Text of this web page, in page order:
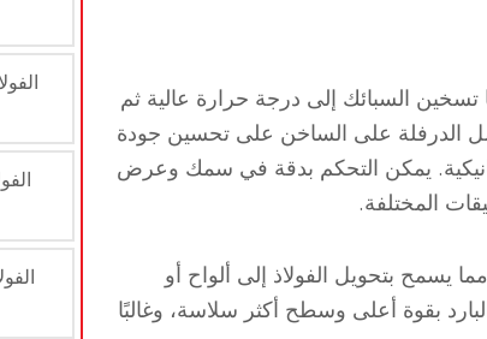
السبائك إلى درجة حرارة عالية ثم
الدرفلة على الساخن على تحسين جودة
يمكن التحكم بدقة في سمك وعرض
المختلفة.
يسمح بتحويل الفولاذ إلى ألواح أو
بقوة أعلى وسطح أكثر سلاسة، وغالبًا